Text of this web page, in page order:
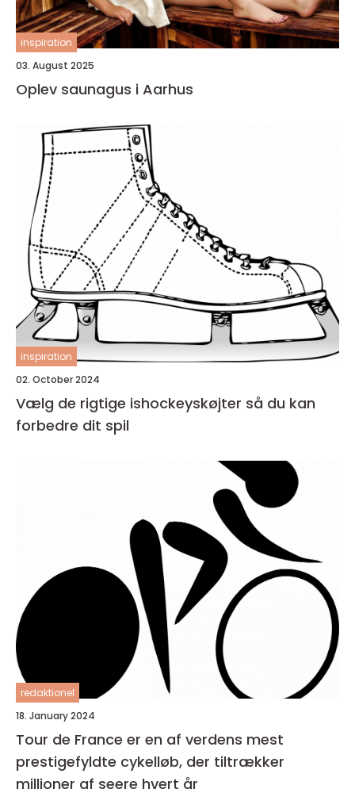
inspiration
03. August 2025
Oplev saunagus i Aarhus
inspiration
02. October 2024
Vælg de rigtige ishockeyskøjter så du kan
forbedre dit spil
redaktionel
18. January 2024
Tour de France er en af verdens mest
prestigefyldte cykelløb, der tiltrækker
millioner af seere hvert år